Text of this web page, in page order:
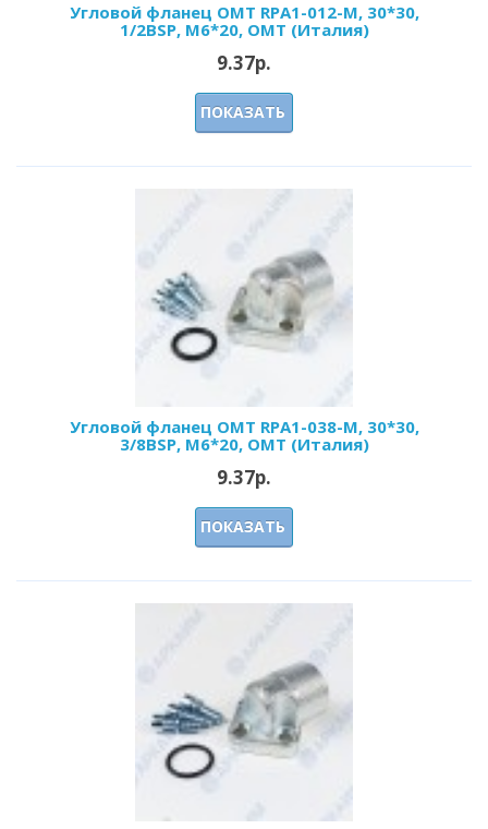
Угловой фланец OMT RPA1-012-M, 30*30,
1/2BSP, M6*20, OMT (Италия)
9.37р.
ПОКАЗАТЬ
Угловой фланец OMT RPA1-038-M, 30*30,
3/8BSP, M6*20, OMT (Италия)
9.37р.
ПОКАЗАТЬ